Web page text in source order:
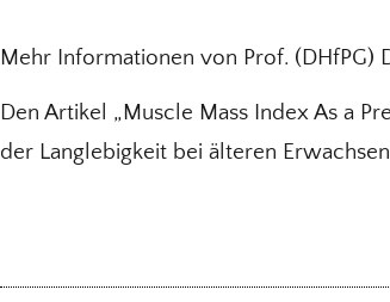
Mehr Informationen von Prof. (DHfPG)
Den Artikel „Muscle Mass Index As a
der Langlebigkeit bei älteren